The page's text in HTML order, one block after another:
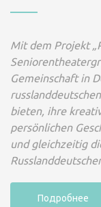
Mit dem Projekt
Gemeinschaft in
bieten, ihre
persönlichen
und gleichzeitig
Подробнее